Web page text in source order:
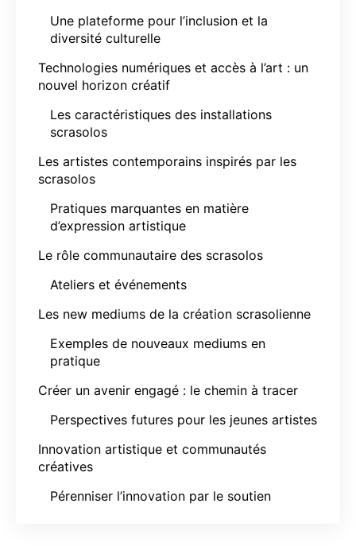
Une plateforme pour l’inclusion et la
diversité culturelle
Technologies numériques et accès à l’art : un
nouvel horizon créatif
Les caractéristiques des installations
scrasolos
Les artistes contemporains inspirés par les
scrasolos
Pratiques marquantes en matière
d’expression artistique
Le rôle communautaire des scrasolos
Ateliers et événements
Les new mediums de la création scrasolienne
Exemples de nouveaux mediums en
pratique
Créer un avenir engagé : le chemin à tracer
Perspectives futures pour les jeunes artistes
Innovation artistique et communautés
créatives
Pérenniser l’innovation par le soutien